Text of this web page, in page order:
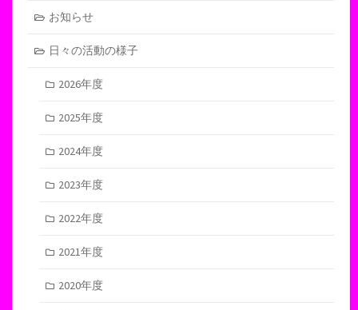
お知らせ
日々の活動の様子
2026年度
2025年度
2024年度
2023年度
2022年度
2021年度
2020年度